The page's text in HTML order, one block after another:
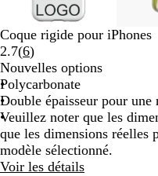
pour
zoomer
les
touches
fléchées
pour
faire
défiler
Coque rigide pour iPhones
2.7(6Lire
les
6
avis
)
Nouvelles options
Polycarbonate
Double épaisseur pour une
Veuillez noter que les
que les dimensions réelles
modèle sélectionné.
Voir les détails